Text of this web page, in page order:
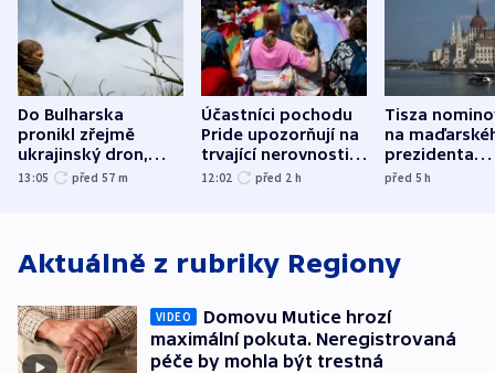
Do Bulharska
pronikl zřejmě
ukrajinský dron,
explodoval kilometr
13:05 před 57 m
Účastníci pochodu
Pride upozorňují na
trvající nerovnosti i
společenskou
12:02 před 2 h
Tisza
na
prezidenta
bývalého
před 5h
Aktuálně z rubriky Regiony
VIDEO
Domovu Mutice hrozí
maximální pokuta. Neregistrovaná
péče by mohla být trestná